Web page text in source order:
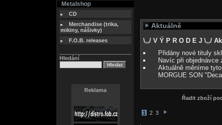
Metalshop
CD
Merchandise (trika,
mikiny, nášivky)
F.O.B. releases
Hledání
Reklama
Aktuálně
\,,/ V Ý P R O D E J \,,/
Přidány nové tituly
Navíc při
Aktuálně měníme
MORGUE SON
Řadit zboží
1 2 3